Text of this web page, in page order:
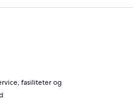
fasiliteter og